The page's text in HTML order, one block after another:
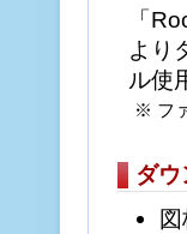
「
より
ル使
※ フ
ダウ